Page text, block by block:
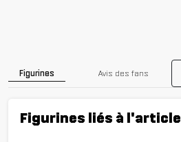
Figurines Avis des fans
Figurines liés à l'article